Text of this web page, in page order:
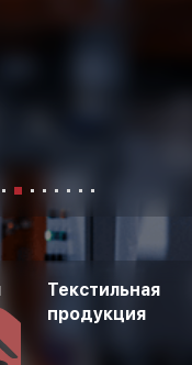
Текстильная
продукция